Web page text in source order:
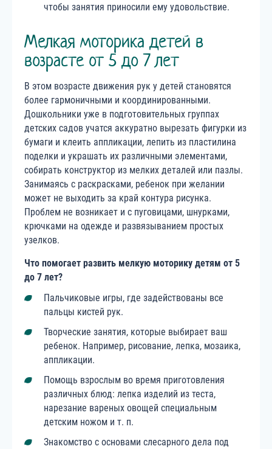
чтобы занятия приносили ему удовольствие.
Мелкая моторика детей в
возрасте от 5 до 7 лет
В этом возрасте движения рук у детей становятся
более гармоничными и координированными.
Дошкольники уже в подготовительных группах
детских садов учатся аккуратно вырезать фигурки из
бумаги и клеить аппликации, лепить из пластилина
поделки и украшать их различными элементами,
собирать конструктор из мелких деталей или пазлы.
Занимаясь с раскрасками, ребенок при желании
может не выходить за край контура рисунка.
Проблем не возникает и с пуговицами, шнурками,
крючками на одежде и развязыванием простых
узелков.
Что помогает развить мелкую моторику детям от 5
до 7 лет?
Пальчиковые игры, где задействованы все
пальцы кистей рук.
Творческие занятия, которые выбирает ваш
ребенок. Например, рисование, лепка, мозаика,
аппликации.
Помощь взрослым во время приготовления
различных блюд: лепка изделий из теста,
нарезание вареных овощей специальным
детским ножом и т. п.
Знакомство с основами слесарного дела под